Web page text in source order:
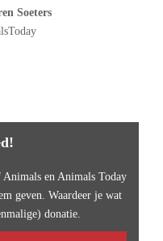
Soeters
en Animals Today
geven. Waardeer je wat
donatie.